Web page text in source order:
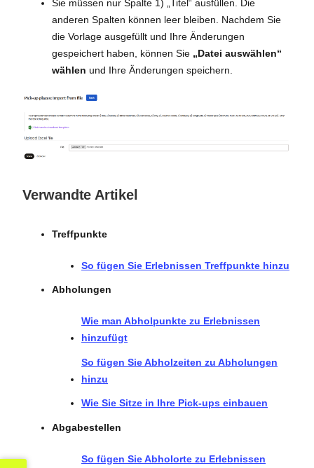
Sie müssen nur Spalte 1) „Titel“ ausfüllen. Die
anderen Spalten können leer bleiben. Nachdem Sie
die Vorlage ausgefüllt und Ihre Änderungen
gespeichert haben, können Sie „Datei auswählen“
wählen und Ihre Änderungen speichern.
Verwandte Artikel
Treffpunkte
So fügen Sie Erlebnissen Treffpunkte hinzu
Abholungen
Wie man Abholpunkte zu Erlebnissen
hinzufügt
So fügen Sie Abholzeiten zu Abholungen
hinzu
Wie Sie Sitze in Ihre Pick-ups einbauen
Abgabestellen
So fügen Sie Abholorte zu Erlebnissen